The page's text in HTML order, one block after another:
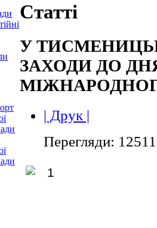
Статті
У
ЗАХОДИ ДО
| Друк |
Перегляди: 12511